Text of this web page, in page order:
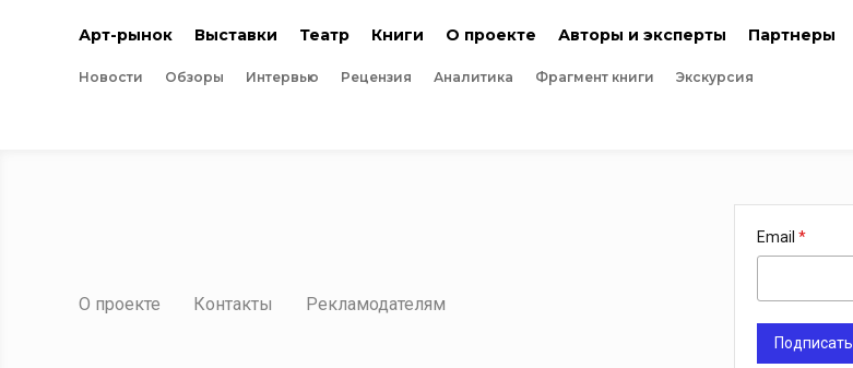
Арт-рынок Выставки Театр Книги О проекте Авторы и эксперты Партнеры
Новости Обзоры Интервью Рецензия Аналитика Фрагмент книги Экскурсия
О проекте Контакты Рекламодателям
Email